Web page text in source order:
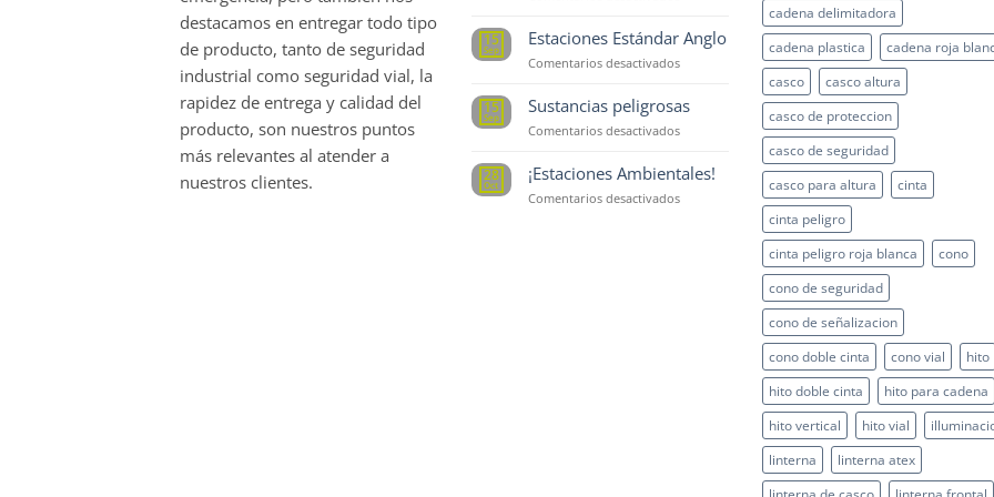
destacamos en entregar todo tipo
de producto, tanto de seguridad
industrial como seguridad vial, la
rapidez de entrega y calidad del
producto, son nuestros puntos
más relevantes al atender a
nuestros clientes.
Ambiental
Gabinete
15
Sep
Estaciones Estándar Anglo
Comentarios desactivadosen
Anglo
15
Sep
Sustancias peligrosas
Comentarios desactivadosen
peligrosas
28
Oct
¡Estaciones Ambientales!
Comentarios desactivadosen
cadena delimitadora
cadena plastica
cadena roja
casco
casco altura
casco de proteccion
casco de seguridad
casco para altura
cinta
cinta peligro
cinta peligro roja blanca
cono
cono de seguridad
cono de señalizacion
cono doble cinta
cono vial
hito
hito doble cinta
hito para cadena
hito vertical
hito vial
linterna
linterna atex